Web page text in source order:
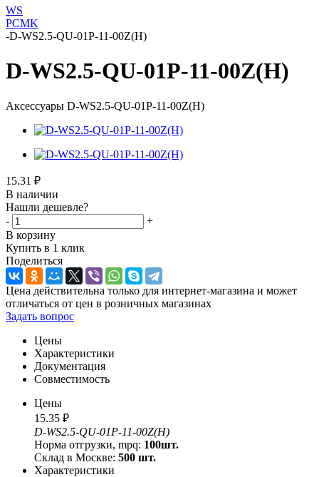
WS
PCMK
-D-WS2.5-QU-01P-11-00Z(H)
D-WS2.5-QU-01P-11-00Z(H)
Аксессуары D-WS2.5-QU-01P-11-00Z(H)
15.31 ₽
В наличии
Нашли дешевле?
-
+
В корзину
Купить в 1 клик
Поделиться
Цена действительна только для интернет-магазина и может
отличаться от цен в розничных магазинах
Задать вопрос
Цены
Характеристики
Документация
Совместимость
Цены
15.35 ₽
D-WS2.5-QU-01P-11-00Z(H)
Норма отгрузки, mpq: 100шт.
Склад в Москве: 500 шт.
Характеристики